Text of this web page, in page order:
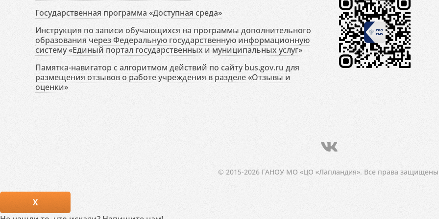
Государственная программа «Доступная среда»
Инструкция по записи обучающихся на программы дополнительного
образования через Федеральную государственную информационную
систему «Единый портал государственных и муниципальных услуг»
Памятка-навигатор с алгоритмом действий по сайту bus.gov.ru для
размещения отзывов о работе учреждения в разделе «Отзывы и
оценки»
© 2015-2026 ГАНОУ МО «ЦО «Лапландия». Все права
X